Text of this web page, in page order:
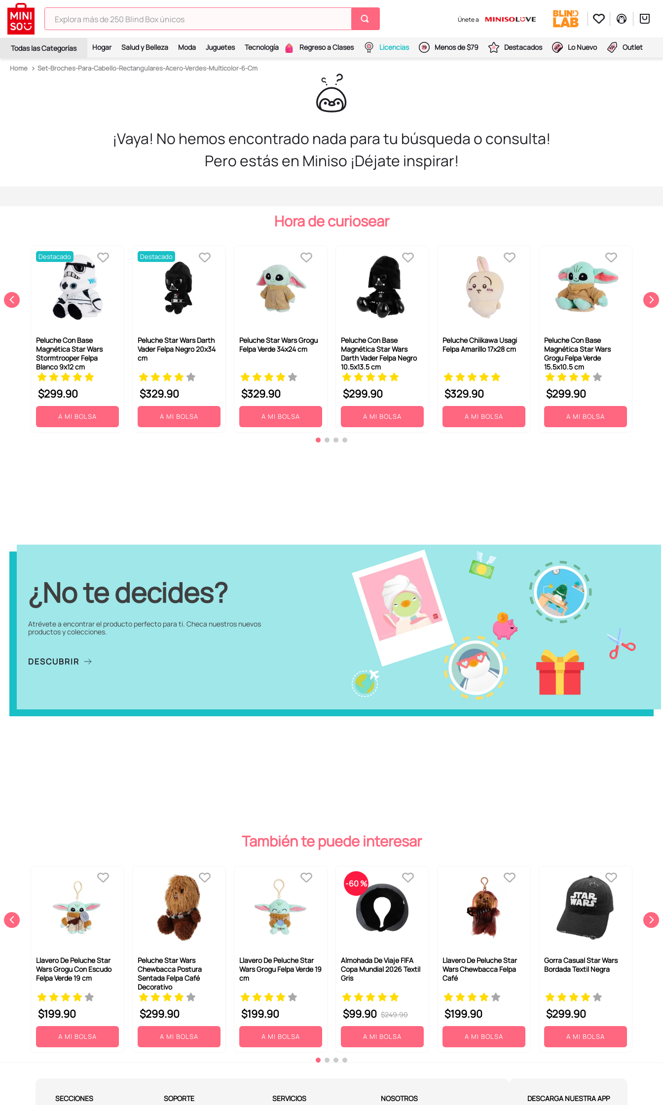
Explora más de 250 Blind Box únicos
Únete a
Hogar Salud y Belleza Moda Juguetes Tecnología Regreso a Clases Licencias Menos de $79 Destacados Lo Nuevo Outlet
Set-Broches-Para-Cabello-Rectangulares-Acero-Verdes-Multicolor-6-Cm
¡Vaya! No hemos encontrado nada para tu búsqueda o consulta!
Pero estás en Miniso ¡Déjate inspirar!
Hora de curiosear
Destacado
Peluche Con Base
Magnética Star Wars
Stormtrooper Felpa
Blanco 9x12 cm
$299.90
A MI BOLSA
Destacado
Peluche Star Wars Darth
Vader Felpa Negro 20x34
cm
$329.90
A MI BOLSA
Peluche Star Wars Grogu
Felpa Verde 34x24 cm
$329.90
A MI BOLSA
Peluche Con Base
Magnética Star Wars
Darth Vader Felpa Negro
10.5x13.5 cm
$299.90
A MI BOLSA
Peluche Chiikawa Usagi
Felpa Amarillo 17x28 cm
$329.90
A MI BOLSA
Peluche Con Base
Magnética Star Wars
Grogu Felpa Verde
15.5x10.5 cm
$299.90
A MI BOLSA
¿No te decides?
Atrévete a encontrar el producto perfecto para ti. Checa nuestros nuevos
productos y colecciones.
DESCUBRIR
También te puede interesar
Llavero De Peluche Star
Wars Grogu Con Escudo
Felpa Verde 19 cm
$199.90
A MI BOLSA
Peluche Star Wars
Chewbacca Postura
Sentada Felpa Café
Decorativo
$299.90
A MI BOLSA
Llavero De Peluche Star
Wars Grogu Felpa Verde 19
cm
$199.90
A MI BOLSA
-60 %
Almohada De Viaje FIFA
Copa Mundial 2026 Textil
Gris
$249.90
$99.90
A MI BOLSA
Llavero De Peluche Star
Wars Chewbacca Felpa
Café
$199.90
A MI BOLSA
Gorra Casual Star Wars
Bordada Textil Negra
$299.90
A MI BOLSA
SECCIONES SOPORTE SERVICIOS NOSOTROS DESCARGA NUESTRA APP
TÉRMINOS MÁS BUSCADOS
2
spiderman
pokemon